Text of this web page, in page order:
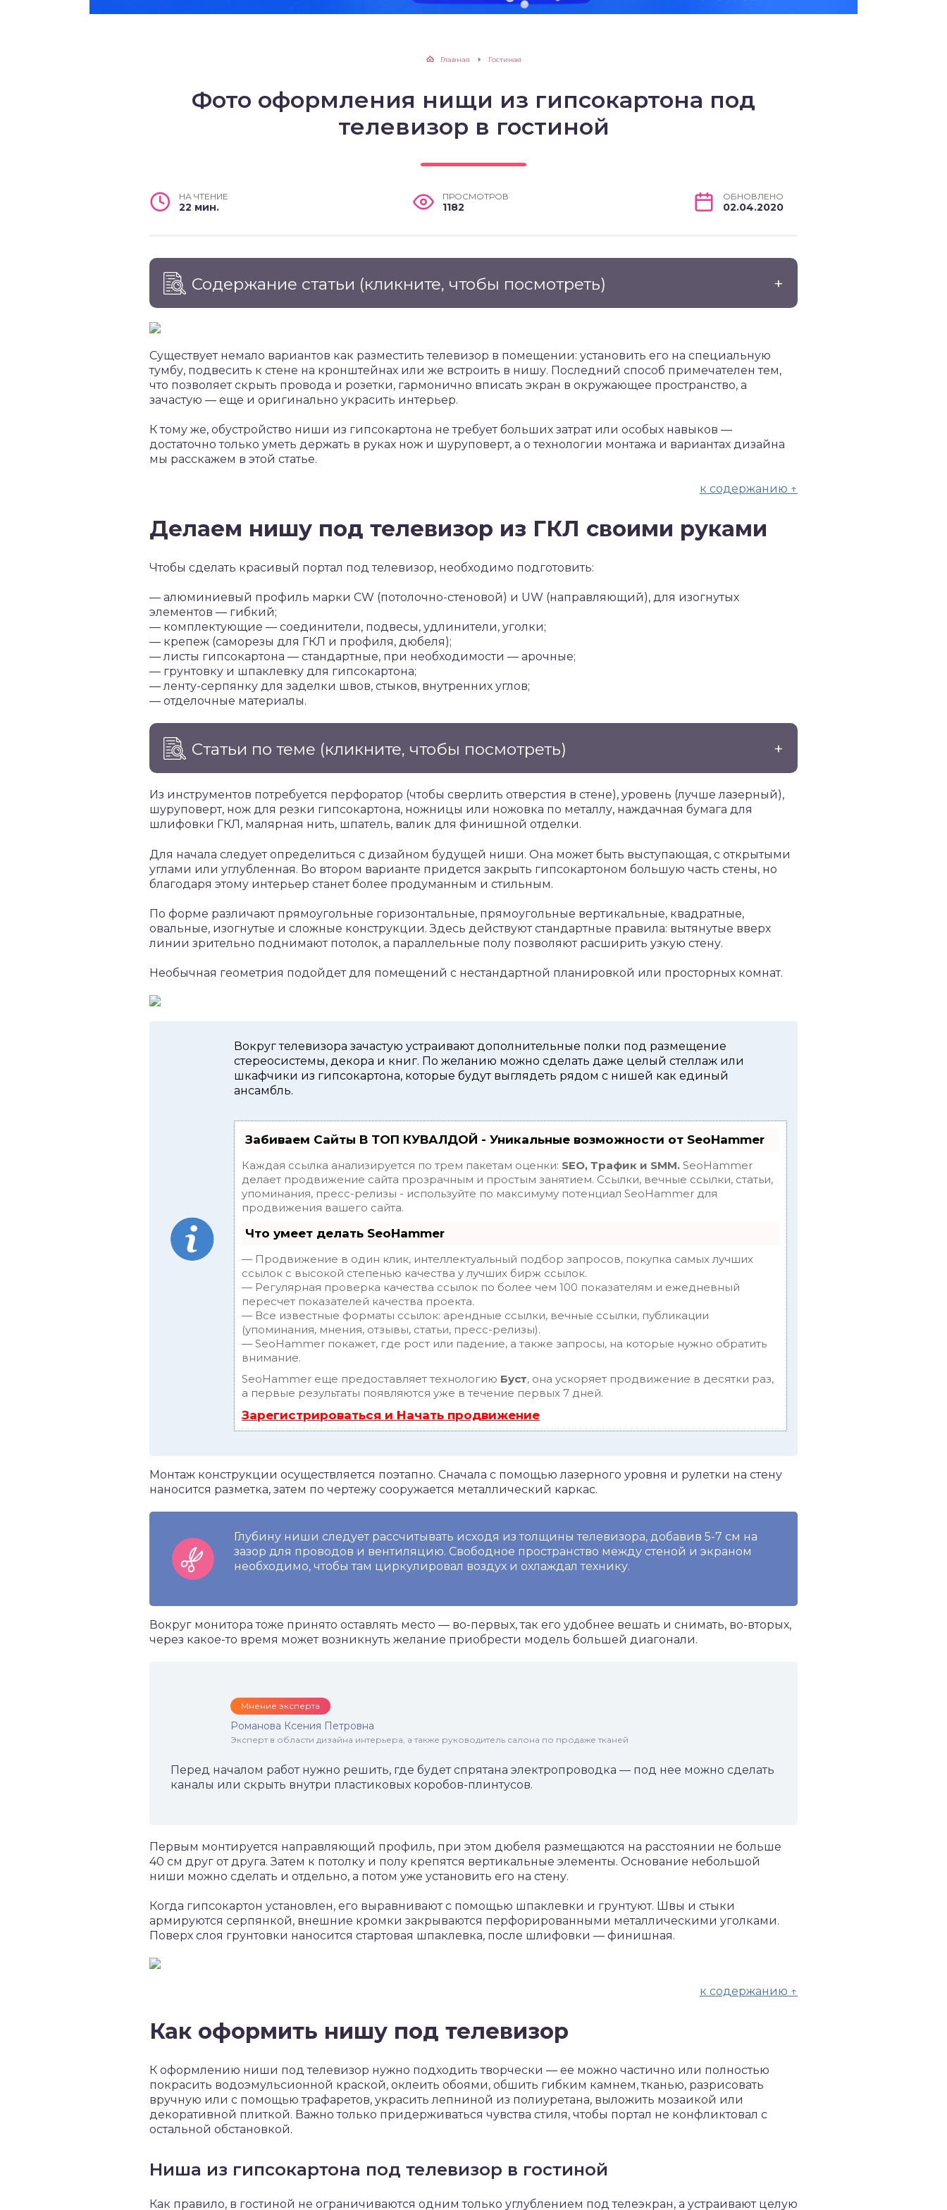
Главная Гостиная
Фото оформления нищи из гипсокартона под
телевизор в гостиной
НА ЧТЕНИЕ
22 мин.
ПРОСМОТРОВ
1182
ОБНОВЛЕНО
02.04.2020
Содержание статьи (кликните, чтобы посмотреть)
Существует немало вариантов как разместить телевизор в помещении: установить его на специальную
тумбу, подвесить к стене на кронштейнах или же встроить в нишу. Последний способ примечателен тем,
что позволяет скрыть провода и розетки, гармонично вписать экран в окружающее пространство, а
зачастую — еще и оригинально украсить интерьер.
К тому же, обустройство ниши из гипсокартона не требует больших затрат или особых навыков —
достаточно только уметь держать в руках нож и шуруповерт, а о технологии монтажа и вариантах дизайна
мы расскажем в этой статье.
к содержанию ↑
Делаем нишу под телевизор из ГКЛ своими руками
Чтобы сделать красивый портал под телевизор, необходимо подготовить:
— алюминиевый профиль марки CW (потолочно-стеновой) и UW (направляющий), для изогнутых
элементов — гибкий;
— комплектующие — соединители, подвесы, удлинители, уголки;
— крепеж (саморезы для ГКЛ и профиля, дюбеля);
— листы гипсокартона — стандартные, при необходимости — арочные;
— грунтовку и шпаклевку для гипсокартона;
— ленту-серпянку для заделки швов, стыков, внутренних углов;
— отделочные материалы.
Статьи по теме (кликните, чтобы посмотреть)
Из инструментов потребуется перфоратор (чтобы сверлить отверстия в стене), уровень (лучше лазерный),
шуруповерт, нож для резки гипсокартона, ножницы или ножовка по металлу, наждачная бумага для
шлифовки ГКЛ, малярная нить, шпатель, валик для финишной отделки.
Для начала следует определиться с дизайном будущей ниши. Она может быть выступающая, с открытыми
углами или углубленная. Во втором варианте придется закрыть гипсокартоном большую часть стены, но
благодаря этому интерьер станет более продуманным и стильным.
По форме различают прямоугольные горизонтальные, прямоугольные вертикальные, квадратные,
овальные, изогнутые и сложные конструкции. Здесь действуют стандартные правила: вытянутые вверх
линии зрительно поднимают потолок, а параллельные полу позволяют расширить узкую стену.
Необычная геометрия подойдет для помещений с нестандартной планировкой или просторных комнат.
Вокруг телевизора зачастую устраивают дополнительные полки под размещение
стереосистемы, декора и книг. По желанию можно сделать даже целый стеллаж или
шкафчики из гипсокартона, которые будут выглядеть рядом с нишей как единый
ансамбль.
Забиваем Сайты В ТОП КУВАЛДОЙ - Уникальные возможности от SeoHammer
Каждая ссылка анализируется по трем пакетам оценки: SEO, Трафик и SMM. SeoHammer
делает продвижение сайта прозрачным и простым занятием. Ссылки, вечные ссылки, статьи,
упоминания, пресс-релизы - используйте по максимуму потенциал SeoHammer для
продвижения вашего сайта.
Что умеет делать SeoHammer
— Продвижение в один клик, интеллектуальный подбор запросов, покупка самых лучших
ссылок с высокой степенью качества у лучших бирж ссылок.
— Регулярная проверка качества ссылок по более чем 100 показателям и ежедневный
пересчет показателей качества проекта.
— Все известные форматы ссылок: арендные ссылки, вечные ссылки, публикации
(упоминания, мнения, отзывы, статьи, пресс-релизы).
— SeoHammer покажет, где рост или падение, а также запросы, на которые нужно обратить
внимание.
SeoHammer еще предоставляет технологию Буст, она ускоряет продвижение в десятки раз,
а первые результаты появляются уже в течение первых 7 дней.
Зарегистрироваться и Начать продвижение
Монтаж конструкции осуществляется поэтапно. Сначала с помощью лазерного уровня и рулетки на стену
наносится разметка, затем по чертежу сооружается металлический каркас.
Глубину ниши следует рассчитывать исходя из толщины телевизора, добавив 5-7 см на
зазор для проводов и вентиляцию. Свободное пространство между стеной и экраном
необходимо, чтобы там циркулировал воздух и охлаждал технику.
Вокруг монитора тоже принято оставлять место — во-первых, так его удобнее вешать и снимать, во-вторых,
через какое-то время может возникнуть желание приобрести модель большей диагонали.
Мнение эксперта
Романова Ксения Петровна
Эксперт в области дизайна интерьера, а также руководитель салона по продаже тканей
Перед началом работ нужно решить, где будет спрятана электропроводка — под нее можно сделать
каналы или скрыть внутри пластиковых коробов-плинтусов.
Первым монтируется направляющий профиль, при этом дюбеля размещаются на расстоянии не больше
40 см друг от друга. Затем к потолку и полу крепятся вертикальные элементы. Основание небольшой
ниши можно сделать и отдельно, а потом уже установить его на стену.
Когда гипсокартон установлен, его выравнивают с помощью шпаклевки и грунтуют. Швы и стыки
армируются серпянкой, внешние кромки закрываются перфорированными металлическими уголками.
Поверх слоя грунтовки наносится стартовая шпаклевка, после шлифовки — финишная.
к содержанию ↑
Как оформить нишу под телевизор
К оформлению ниши под телевизор нужно подходить творчески — ее можно частично или полностью
покрасить водоэмульсионной краской, оклеить обоями, обшить гибким камнем, тканью, разрисовать
вручную или с помощью трафаретов, украсить лепниной из полиуретана, выложить мозаикой или
декоративной плиткой. Важно только придерживаться чувства стиля, чтобы портал не конфликтовал с
остальной обстановкой.
Ниша из гипсокартона под телевизор в гостиной
Как правило, в гостиной не ограничиваются одним только углублением под телеэкран, а устраивают целую